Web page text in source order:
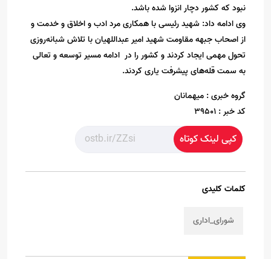
نبود که کشور دچار انزوا شده باشد.
وی ادامه داد: شهید رئیسی با همکاری مرد ادب و اخلاق و خدمت و
از اصحاب جبهه مقاومت شهید امیر عبداللهیانبا تلاش شبانه‌روزی
تحول مهمی ایجاد کردند و کشور را در ادامه مسیر توسعه و تعالی
به سمت قله‌های پیشرفت یاری کردند.
گروه خبری : میهمانان
کد خبر : 39501
کپی لینک کوتاه
کلمات کلیدی
شورای_اداری